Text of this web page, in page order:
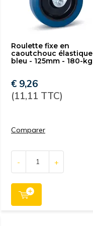
Roulette fixe en
caoutchouc élastique
bleu - 125mm - 180-kg
€ 9,26
(11,11 TTC)
Comparer
- +